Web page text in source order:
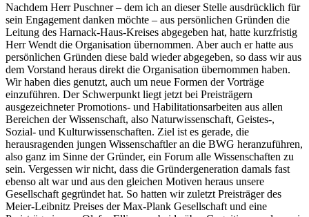
Nachdem Herr Puschner – dem ich an dieser Stelle ausdrücklich für
sein Engagement danken möchte – aus persönlichen Gründen die
Leitung des Harnack-Haus-Kreises abgegeben hat, hatte kurzfristig
Herr Wendt die Organisation übernommen. Aber auch er hatte aus
persönlichen Gründen diese bald wieder abgegeben, so dass wir aus
dem Vorstand heraus direkt die Organisation übernommen haben.
Wir haben dies genutzt, auch um neue Formen der Vorträge
einzuführen. Der Schwerpunkt liegt jetzt bei Preisträgern
ausgezeichneter Promotions- und Habilitationsarbeiten aus allen
Bereichen der Wissenschaft, also Naturwissenschaft, Geistes-,
Sozial- und Kulturwissenschaften. Ziel ist es gerade, die
herausragenden jungen Wissenschaftler an die BWG heranzuführen,
also ganz im Sinne der Gründer, ein Forum alle Wissenschaften zu
sein. Vergessen wir nicht, dass die Gründergeneration damals fast
ebenso alt war und aus den gleichen Motiven heraus unsere
Gesellschaft gegründet hat. So hatten wir zuletzt Preisträger des
Meier-Leibnitz Preises der Max-Plank Gesellschaft und eine